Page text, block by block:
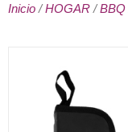
Inicio /HOGAR /BBQ